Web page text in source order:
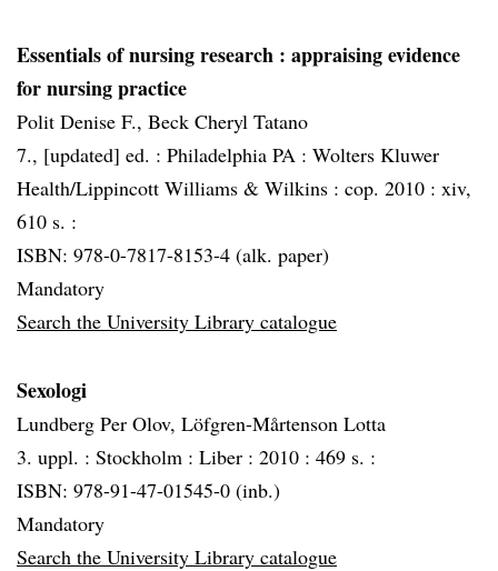
Essentials of nursing research : appraising evidence
for nursing practice
Polit Denise F., Beck Cheryl Tatano
7., [updated] ed. : Philadelphia PA : Wolters Kluwer
Health/Lippincott Williams & Wilkins : cop. 2010 : xiv,
610 s. :
ISBN: 978-0-7817-8153-4 (alk. paper)
Mandatory
Search the University Library catalogue
Sexologi
Lundberg Per Olov, Löfgren-Mårtenson Lotta
3. uppl. : Stockholm : Liber : 2010 : 469 s. :
ISBN: 978-91-47-01545-0 (inb.)
Mandatory
Search the University Library catalogue